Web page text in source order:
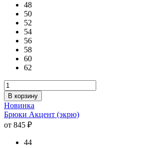
48
50
52
54
56
58
60
62
В корзину
Новинка
Брюки Акцент (экрю)
от 845 ₽
44